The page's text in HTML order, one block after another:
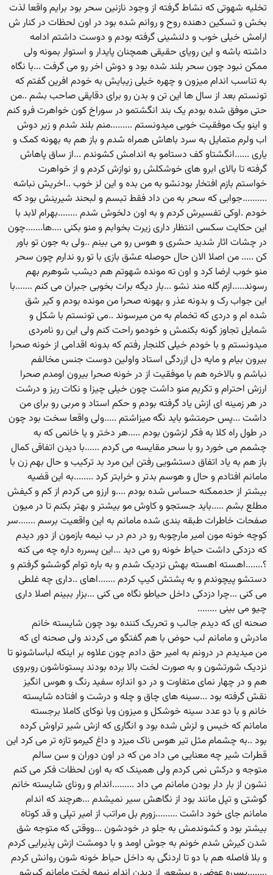
تخلیه شهوتی که نشاط گرفته از وجود نازنین سحر بود برایم واقعا لذت
بخش و تسکین دهنده روح و روانم شده بود در اون لحظات در کنار ش
ارامش خیلی خوب و دلنشینی گرفته بودم و دوست داشتم ادامه
داشته باشه و این رویای حقیقی همچنان پایدار و استوار بمونه ولی
ممکن نبود چون سحر بلند شده بود و دوش اخر رو می گرفت ...با نگاه
به تناسب اندام میزون و چهره خیلی زیبایش به خودم افرین گفتم که
تونستم بعد از سال ها این تن و بدن رو برای دقایقی صاحب بشم ..من
حتی موفق شده بودم یک بند انگشتمو در سوراخ کون خواهرت فرو کنم
و اینو یک موفقیت خوبی میدونستم .........منم بلند شدم و زیر دوش
اب ولرم متمایل به سرد باهاش همراه شدم و باز هم به بهونه کمک و
یاری ......انگشتاو کف دستامو به اندامش کشوندم ...از ساق پاهاش
گرفته تا بالای ابرو های خوشکلش رو نوازش کردم و از خواهرت
خواستم بازم افتخار بودنشو به من بده و این لز خوب ..اخریش نباشه
..........جوابی که سحر به من داد فقط تبسم و لبحند شیرینش بود که
خودم .اوکی تفسیرش کردم و به اون دلخوش شدم ........بهرام لابد با
این حکایت سکسی انتظار داری زیرت بخوابم و منو بکنی ....ها.......چون
در چشات اثار شدید حشری و هوس رو می بینم ..ولی به جون تو باور
کن ..... من اصلا الان حال حوصله عشق بازی با تو رو ندارم چون سحر
منو خوب ارضا کرد و اون ته مونده شهوتم هم دیشب شوهرم بهم
رسوند.....ازم گله مند نشو ...بار دیگه برات بخوبی جبران می کنم .......با
این جواب رک و بدونه عذر و بهونه صحرا من مونده بودم و کیر شق
شده ام و دردی که تخمام به من میرسوند ..می تونستم با شکل و
شمایل تجاوز گونه بکنمش و خودمو راحت کنم ولی این رو نامردی
میدونستم و با خودم خیلی کلنجار رفتم که بدونه اقدامی از خونه صحرا
بیرون بیام و مایه دل ازردگی استاد واولین دوست جنس مخالفم
نباشم و بالاخره هم با موفقیت از در خونه صحرا بیرون اومدم صحرا
ارزش احترام و تکریم منو داشت چون خیلی چیزا و نکات ریز و درشت
در هر زمینه ای ازش یاد گرفته بودم و حکم استاد و مربی رو برای من
داشت ...پس حرمتشو باید نگه میزاشتم .....ولی واقعا سخت بود چون
در طول راه کلا به فکر لزشون بودم .....هر دختر و یا خانمی که به
چشمم می خورد رو با سحر مقایسه می کردم ......با دیدن اتفاقی کمال
باز هم به یاد اتفاق دستشویی رفتن این مرد بد ترکیب و حال بهم زن با
مامانم افتادم و حال و هوسم بدتر و خرابتر کرد ........به این قضیه
بیشتر از حدممکنه حساس شده بودم ....و ارزو می کردم از کم و کیفش
مطلع بشم .....باید جستجو و کاوش مو بیشتر و بهتر بکنم تا در میون
صفحات خاطرات طبقه بندی شده مامانم به این واقعیت برسم .......سر
کوچه خونه مون امیر مارچوبه رو در دم در ب نیمه بازمون از دور دیدم
که دزدکی داشت حیاط خونه رو می دید ...این پسرره داره چه می کنه
؟.......اهسته اهسته بهش نزدیک شدم و به باره توام گوششو گرفتم و
دستشو پیچوندم و به پشتش کیپ کردم .......اهای ..داری چه غلطی
می کنی ...چرا دزدکی داخل حیاطو نگاه می کنی ...بزار ببینم اصلا داری
چیو می بینی ........
صحنه ای که دیدم جالب و تحریک کننده بود چون شایسته خانم
مادرش و مامانم لب حوض با هم گفتگو می کردند ولی صحنه ای که
من میدیدم در درونم به امیر حق دادم چون علاوه بر اینکه لباساشونو تا
نزدیک شورتشون و به صورت لخت بالا برده بودند پستوناشون روبروی
هم و در چهار نمای متفاوت و در دو اندازه سفید رنگ و هوس انگیز
نقش گرفته بود ...سینه های چاق و چله و درشت و افتاده شایسته
خانم و با دو عدد سینه خوشکل و میزون وبا نوکای کاملا برجسته
مامانم که خیس و لزش شده بود و انگاری که ازش شیر تراوش کرده
بود ..به چشمام مثل تیر هوس ناک میزد و داغ کیرمو تازه تر می کرد این
قطرات شیر چه معنایی می داد من که در اون دوران و سن سالم
متوجه و درکش نمی کردم ولی همینک که به اون لحظات فکر می کنم
نشون از بار دار بودن مامانم می داد .........اندام و رونای شایسته خانم
گوشتی و تپل مانند بود از نگاهش سیر نمیشدم ...هرچند که اندام
مامانم جای خود داشت .........زورم بل مراتب از امیر تپلی و قد کوتاه
بیشتر بود و کشوندمش به جلو در خودشون ...ووقتی که متوجه شق
شدن کیرش شدم خونم به جوش اومد و با دومشت ازش پذیرایی کردم
و بلا فاصله هم با دو تا اردنگی به داخل حیاط خونه شون روانش کردم